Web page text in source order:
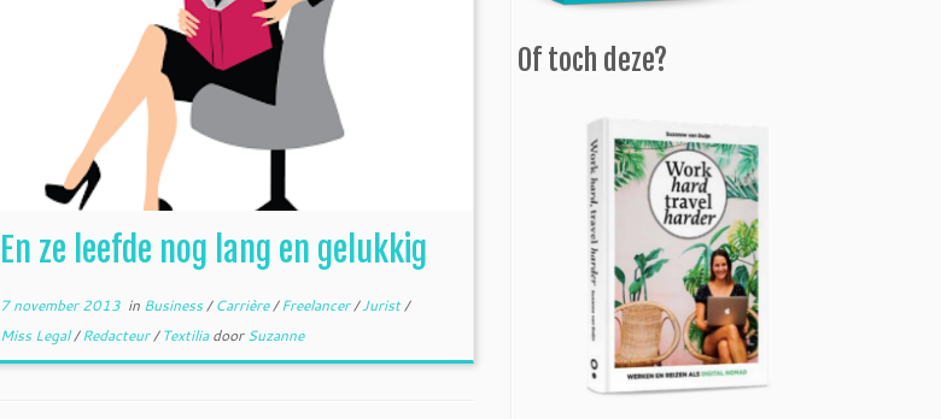
En ze leefde nog lang en gelukkig
7 november 2013in Business/Carrière/Freelancer/Jurist/
Miss Legal/Redacteur/TextiliadoorSuzanne
Of toch deze?